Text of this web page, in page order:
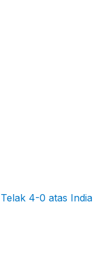
4-0 atas India